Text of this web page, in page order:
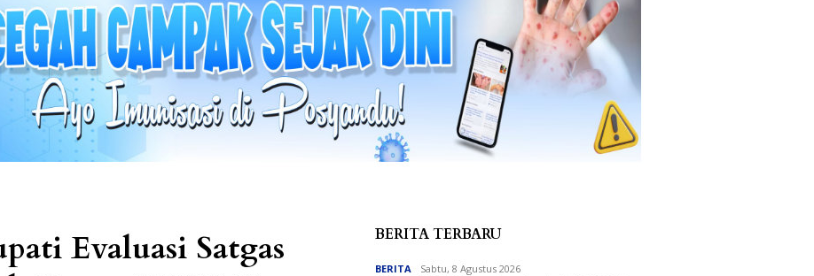
Evaluasi Satgas
BERITA TERBARU
BERITA Sabtu, 8 Agustus 2026